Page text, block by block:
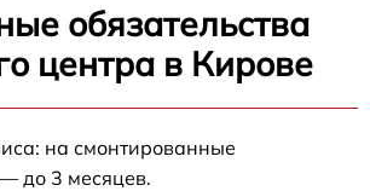
обязательства
центра в Кирове
на смонтированные
до 3 месяцев.